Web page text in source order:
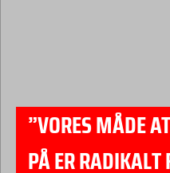
”VORES MÅDE
PÅ ER RADIKALT